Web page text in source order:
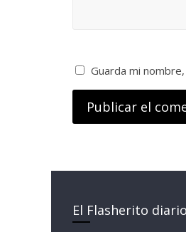
Guarda mi
El Flasherito